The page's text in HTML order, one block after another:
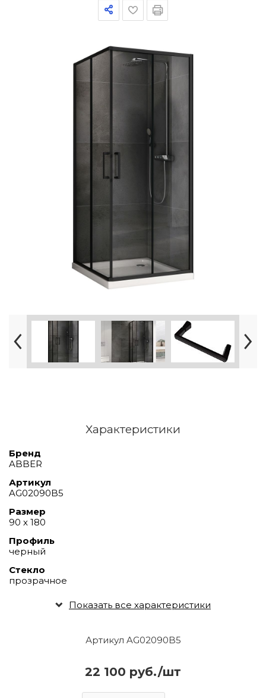
Артикул AG02090B5
22 100 руб./шт
Характеристики
Бренд
ABBER
Артикул
AG02090B5
Размер
90 х 180
Профиль
черный
Стекло
прозрачное
Показать все характеристики